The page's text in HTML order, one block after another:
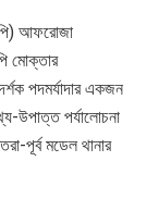
আফরোজা
মোক্তার
পদমর্যাদার একজন
উপাত্ত পর্যালোচনা
পূর্ব মডেল থানার